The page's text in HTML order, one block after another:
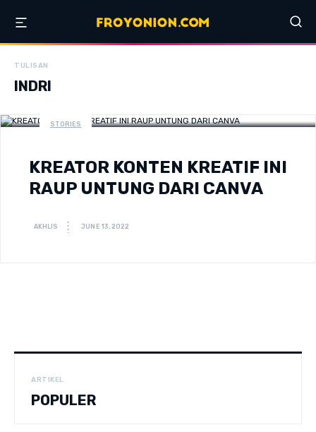
TULISAN
INDRI
STORIES
KREATOR KONTEN KREATIF INI
RAUP UNTUNG DARI CANVA
AKHLIS JUNE 13, 2022
ARTIKEL
POPULER